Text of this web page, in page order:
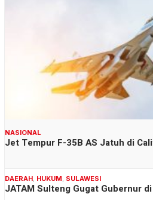
NASIONAL
Jet Tempur F-35B AS Jatuh di
DAERAH HUKUM SULAWESI
JATAM Sulteng Gugat Gubernur